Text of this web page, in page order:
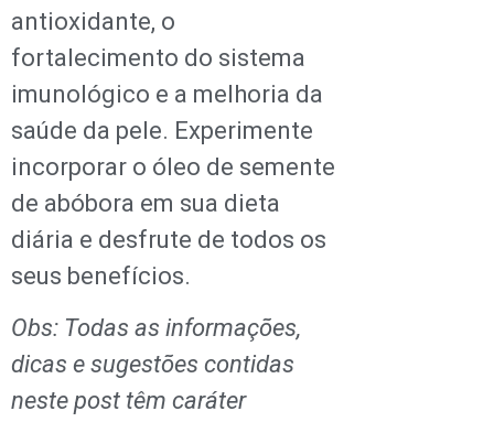
antioxidante, o
fortalecimento do sistema
imunológico e a melhoria da
saúde da pele. Experimente
incorporar o óleo de semente
de abóbora em sua dieta
diária e desfrute de todos os
seus benefícios.
Obs: Todas as informações,
dicas e sugestões contidas
neste post têm caráter